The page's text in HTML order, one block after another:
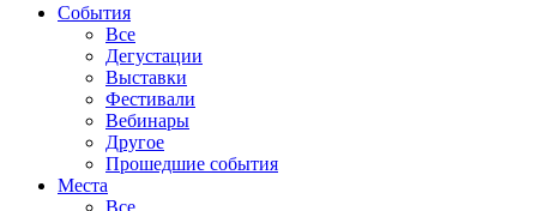
События
Все
Дегустации
Выставки
Фестивали
Вебинары
Другое
Прошедшие события
Места
Все